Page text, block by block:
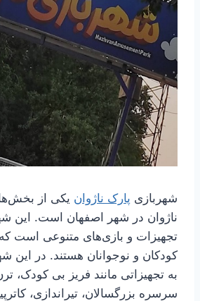
شهربازی پارک ناژوان یکی از
ناژوان در شهر اصفهان است. این
تجهیزات و بازی‌های متنوعی است
کودکان و نوجوانان هستند. در این
به تجهیزاتی مانند فریز بی کودک،
سرسره بزرگسالان، تیراندازی،